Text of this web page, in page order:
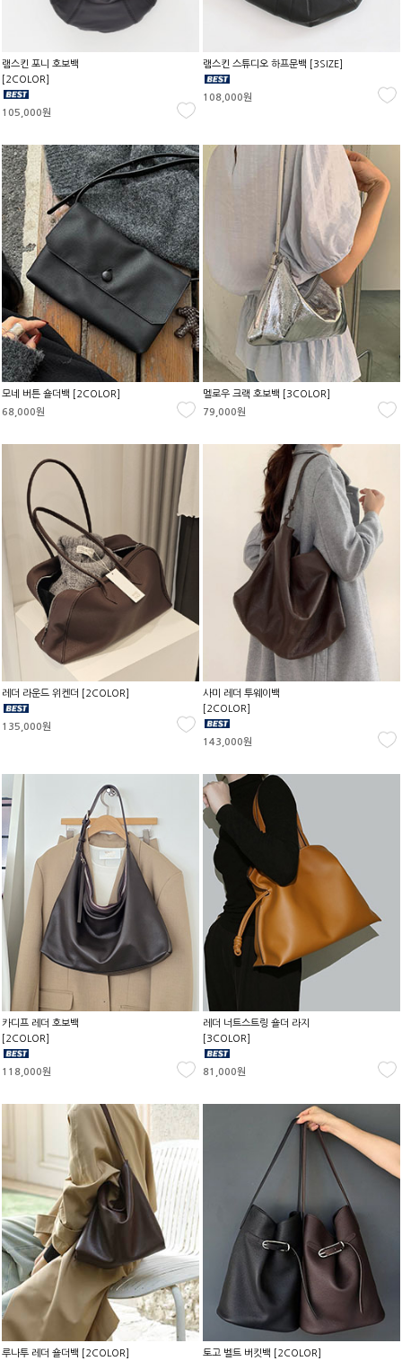
램스킨 포니 호보백
[2COLOR]
105,000원
램스킨 스튜디오 하프문백 [3SIZE]
108,000원
모네 버튼 숄더백 [2COLOR]
68,000원
멜로우 크랙 호보백 [3COLOR]
79,000원
레더 라운드 위켄더 [2COLOR]
135,000원
사미 레더 투웨이백
[2COLOR]
143,000원
카디프 레더 호보백
[2COLOR]
118,000원
레더 너트스트링 숄더 라지
[3COLOR]
81,000원
루나투 레더 숄더백 [2COLOR] 토고 벨트 버킷백 [2COLOR]